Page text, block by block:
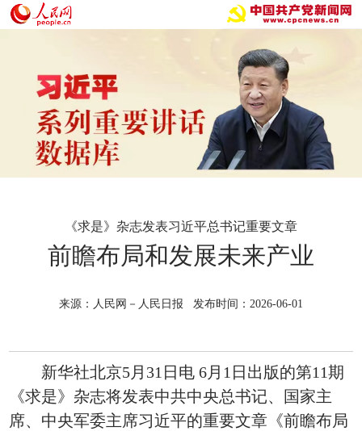
《求是》杂志发表习近平总书记重要文章
前瞻布局和发展未来产业
来源：人民网－人民日报 发布时间：2026-06-01
新华社北京5月31日电 6月1日出版的第11期
《求是》杂志将发表中共中央总书记、国家主
席、中央军委主席习近平的重要文章《前瞻布局